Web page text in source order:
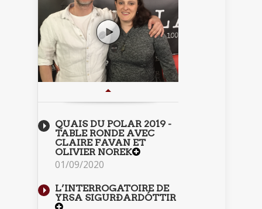
QUAIS DU POLAR 2019 -
TABLE RONDE AVEC
CLAIRE FAVAN ET
OLIVIER NOREK
01/09/2020
L’INTERROGATOIRE DE
YRSA SIGURÐARDÓTTIR